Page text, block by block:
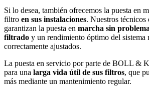
Si lo desea, también ofrecemos la puesta en
filtro en sus instalaciones. Nuestros
garantizan la puesta en marcha sin
filtrado y un rendimiento óptimo del sistema
correctamente ajustados.
La puesta en servicio por parte de BOLL &
para una larga vida útil de sus filtros, que
más mediante un mantenimiento regular.